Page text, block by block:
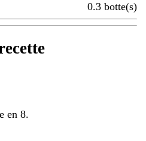
0.3 botte(s)
en 8.